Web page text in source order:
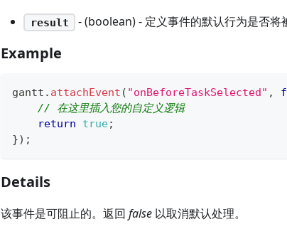
result - (boolean) - 定义事件的默认行为是否将
Example
gantt . attachEvent ( "onBeforeTaskSelected" ,
// 在这里插入您的自定义逻辑
return
true;
}) ;
Details
该事件是可阻止的。返回 false 以取消默认处理。